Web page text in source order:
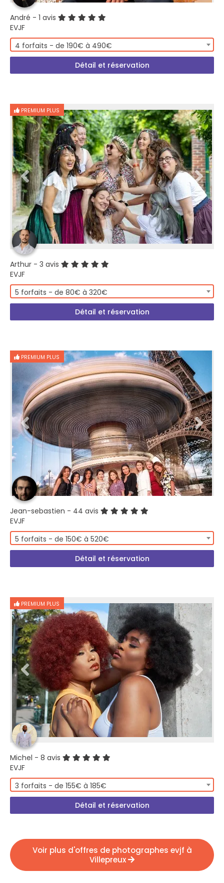
André - 1 avis
EVJF
4 forfaits - de 190€ à 490€
Détail et réservation
PREMIUM PLUS
Arthur - 3 avis
EVJF
5 forfaits - de 80€ à 320€
Détail et réservation
PREMIUM PLUS
Jean-sebastien - 44 avis
EVJF
5 forfaits - de 150€ à 520€
Détail et réservation
PREMIUM PLUS
Michel - 8 avis
EVJF
3 forfaits - de 155€ à 185€
Détail et réservation
Voir plus d'offres de photographes evjf à
Villepreux